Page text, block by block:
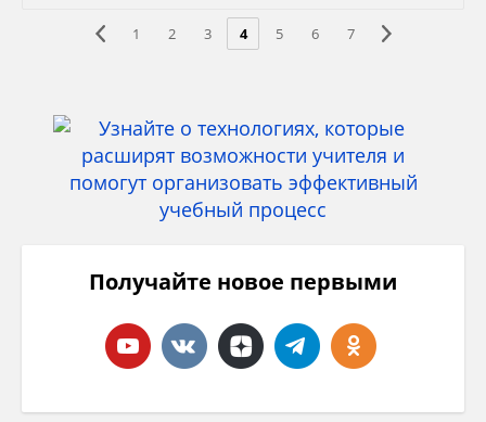
1 2 3 4 5 6 7
Получайте новое первыми